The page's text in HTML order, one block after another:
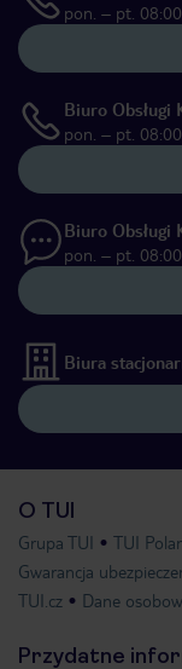
pon. – pt.
Biuro Obsługi
pon. – pt.
Biuro Obsługi
pon. – pt.
Biura
O TUI
Grupa TUI TUI
Gwarancja
TUI.cz
Dane
Przydatne